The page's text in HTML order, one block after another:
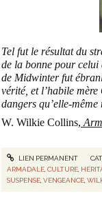
Tel fut le résultat du
de la bonne pour celui
de Midwinter fut
vérité, et l’habile
dangers qu’elle-
W. Wilkie Collins,
LIEN PERMANENT
ARMADALE ,CULTURE
SUSPENSE ,VENGEANCE ,